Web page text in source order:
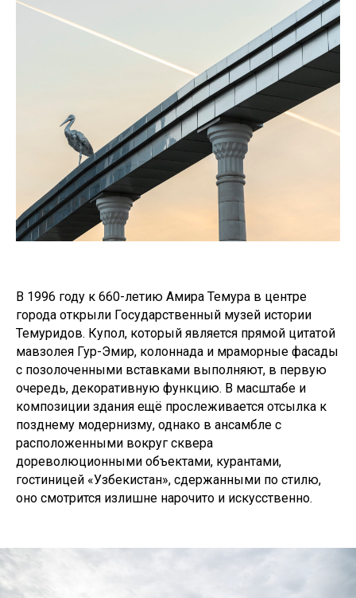
В 1996 году к 660-летию Амира Темура в центре
города открыли Государственный музей истории
Темуридов. Купол, который является прямой цитатой
мавзолея Гур-Эмир, колоннада и мраморные фасады
с позолоченными вставками выполняют, в первую
очередь, декоративную функцию. В масштабе и
композиции здания ещё прослеживается отсылка к
позднему модернизму, однако в ансамбле с
расположенными вокруг сквера
дореволюционными объектами, курантами,
гостиницей «Узбекистан», сдержанными по стилю,
оно смотрится излишне нарочито и искусственно.